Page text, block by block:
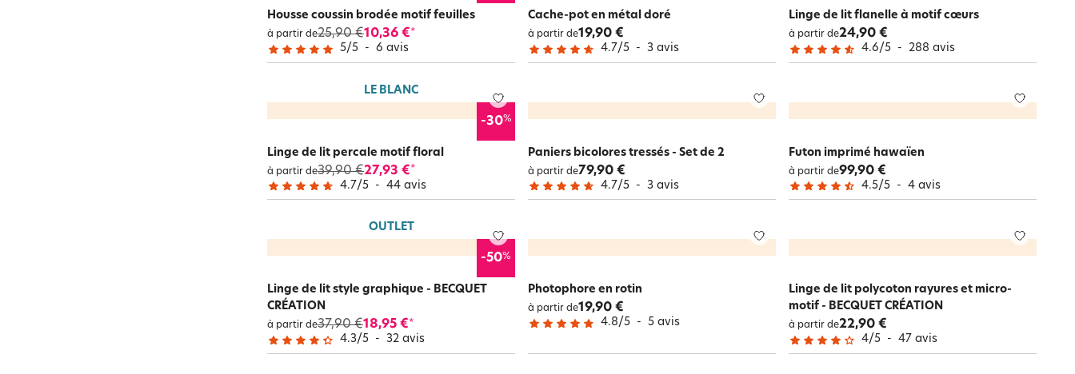
Housse coussin brodée motif feuilles
à partir de25,90 €10,36 €*
5/5 - 6 avis
Cache-pot en métal doré
à partir de19,90 €
4.7/5 - 3 avis
Linge de lit flanelle à motif cœurs
à partir de24,90 €
4.6/5 - 288 avis
LE BLANC
-30%
Linge de lit percale motif floral
à partir de39,90 €27,93 €*
4.7/5 - 44 avis
Paniers bicolores tressés - Set de 2
à partir de79,90 €
4.7/5 - 3 avis
Futon imprimé hawaïen
à partir de99,90 €
4.5/5 - 4 avis
OUTLET
-50%
Linge de lit style graphique - BECQUET
CRÉATION
à partir de37,90 €18,95 €*
4.3/5 - 32 avis
Photophore en rotin
à partir de19,90 €
4.8/5 - 5 avis
Linge de lit polycoton rayures et micro-
motif - BECQUET CRÉATION
à partir de22,90 €
4/5 - 47 avis